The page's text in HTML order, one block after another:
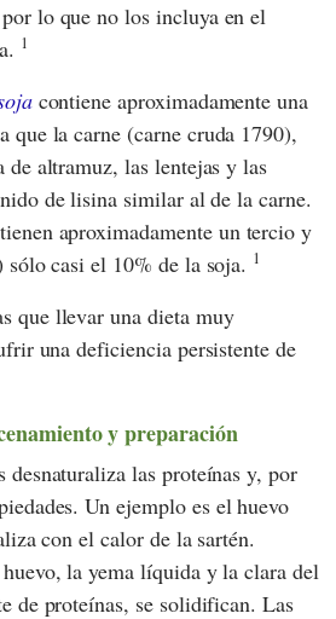
lo que no los incluya en el
1
contiene aproximadamente una
que la carne (carne cruda 1790),
de altramuz, las lentejas y las
de lisina similar al de la carne.
aproximadamente un tercio y
casi el 10% de la soja. 1
que llevar una dieta muy
una deficiencia persistente de
y preparación
desnaturaliza las proteínas y, por
Un ejemplo es el huevo
con el calor de la sartén.
la yema líquida y la clara del
de proteínas, se solidifican. Las